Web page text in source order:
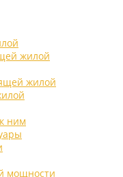
жилой
жилой
ним
мощности